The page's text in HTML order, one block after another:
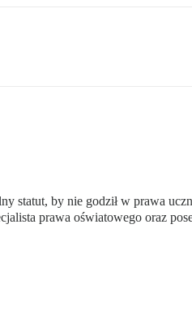
statut, by nie godził w prawa
prawa oświatowego oraz